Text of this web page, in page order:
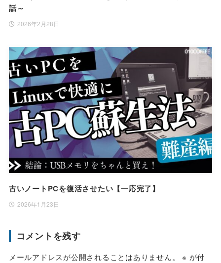
話～
2026年2月28日
古いノートPCを復活させたい【一応完了】
2026年1月23日
コメントを残す
メールアドレスが公開されることはありません。 ※ が付